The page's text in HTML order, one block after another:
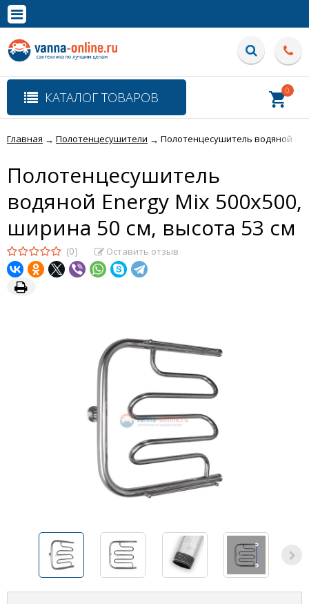
Полная версия сайта
КАТАЛОГ ТОВАРОВ 0
Главная → Полотенцесушители → Полотенцесушитель водяной
Полотенцесушитель
водяной Energy Mix 500x500,
ширина 50 см, высота 53 см
(0) Оставить отзыв